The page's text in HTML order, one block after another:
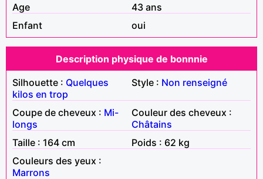
Age
43 ans
Enfant
oui
Description physique de bonnnie
Silhouette : Quelques
kilos en trop
Style : Non renseigné
Coupe de cheveux : Mi-
longs
Couleur des cheveux :
Châtains
Taille : 164 cm
Poids : 62 kg
Couleurs des yeux :
Marrons